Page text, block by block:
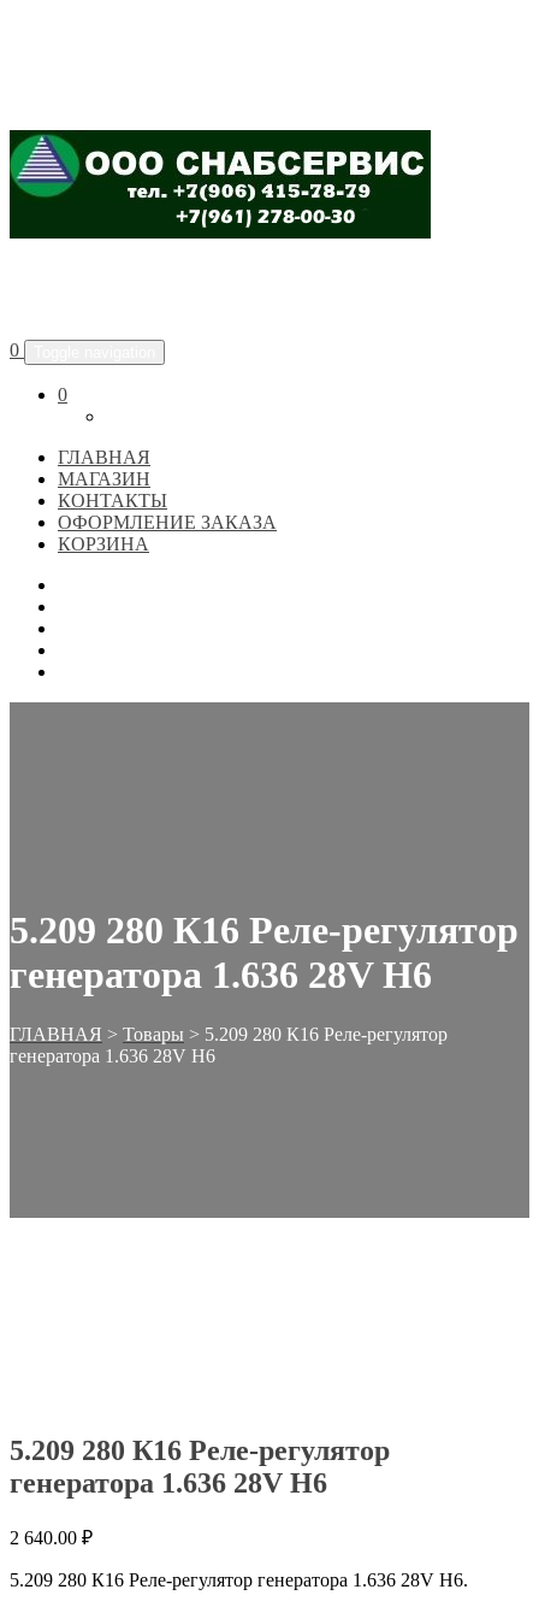
0
0
ГЛАВНАЯ
МАГАЗИН
КОНТАКТЫ
ОФОРМЛЕНИЕ ЗАКАЗА
КОРЗИНА
5.209 280 К16 Реле-регулятор
генератора 1.636 28V H6
ГЛАВНАЯ > Товары > 5.209 280 К16 Реле-регулятор
генератора 1.636 28V H6
5.209 280 К16 Реле-регулятор
генератора 1.636 28V H6
2 640.00 ₽
5.209 280 К16 Реле-регулятор генератора 1.636 28V H6.